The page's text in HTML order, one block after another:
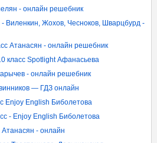
- онлайн решебник
- Виленкин, Жохов, Чесноков, Шварцбурд -
Атанасян - онлайн решебник
класс Spotlight Афанасьева
- онлайн решебник
— ГДЗ онлайн
Enjoy English Биболетова
- Enjoy English Биболетова
Атанасян - онлайн